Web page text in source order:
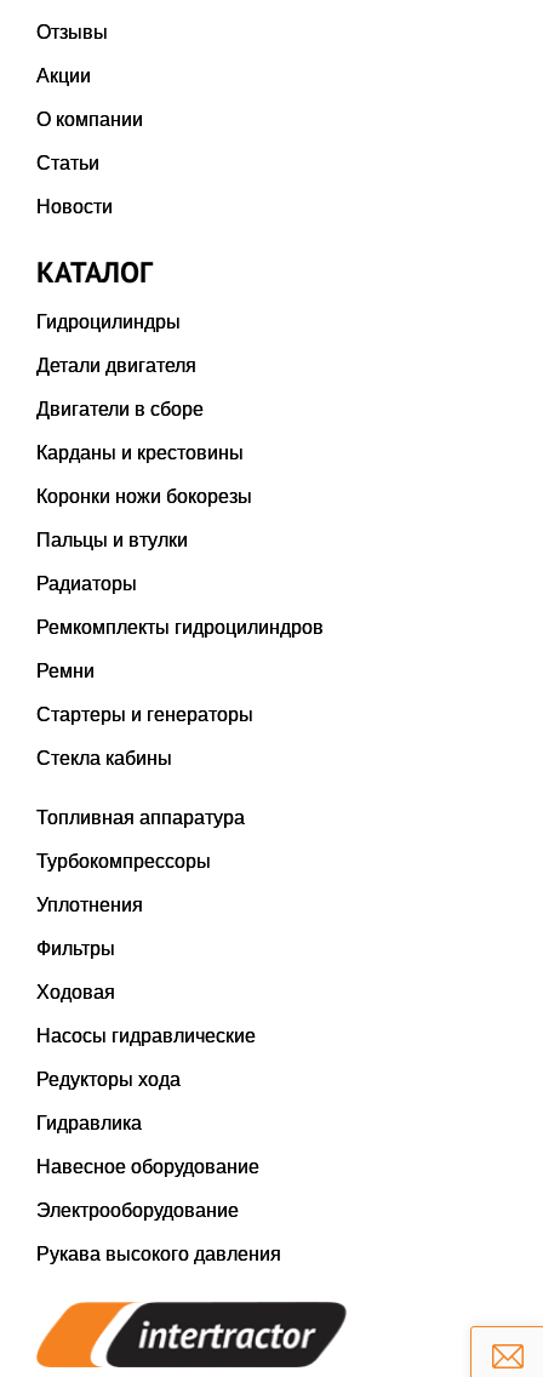
Отзывы
Акции
О компании
Статьи
Новости
КАТАЛОГ
Гидроцилиндры
Детали двигателя
Двигатели в сборе
Карданы и крестовины
Коронки ножи бокорезы
Пальцы и втулки
Радиаторы
Ремкомплекты гидроцилиндров
Ремни
Стартеры и генераторы
Стекла кабины
Топливная аппаратура
Турбокомпрессоры
Уплотнения
Фильтры
Ходовая
Насосы гидравлические
Редукторы хода
Гидравлика
Навесное оборудование
Электрооборудование
Рукава высокого давления